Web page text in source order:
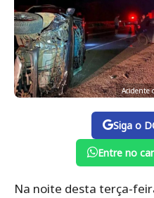
Acidente
Siga o
Entre no
Na noite desta terça-